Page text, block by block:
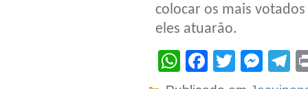
colocar os mais
eles atuarão.
WhatsApp
Facebook
Twitter